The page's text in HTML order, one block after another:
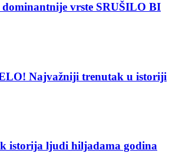
vrste SRUŠILO BI
Najvažniji trenutak u istoriji
istorija ljudi hiljadama godina